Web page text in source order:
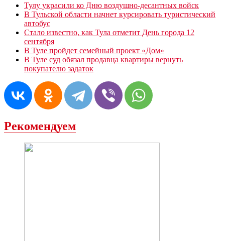
Тулу украсили ко Дню воздушно-десантных войск
В Тульской области начнет курсировать туристический
автобус
Стало известно, как Тула отметит День города 12
сентября
В Туле пройдет семейный проект «Дом»
В Туле суд обязал продавца квартиры вернуть
покупателю задаток
Рекомендуем